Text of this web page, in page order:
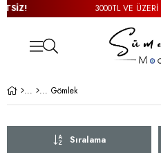
3000TL VE ÜZERİ TÜM SİPARİŞLERİNİZDE
Gömlek
Sıralama